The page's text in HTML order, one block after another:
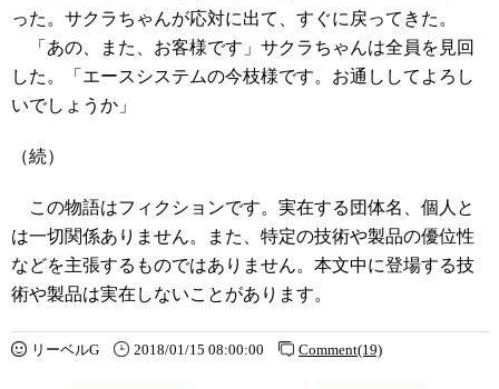
った。サクラちゃんが応対に出て、すぐに戻ってきた。
「あの、また、お客様です」サクラちゃんは全員を見回
した。「エースシステムの今枝様です。お通ししてよろし
いでしょうか」
（続）
この物語はフィクションです。実在する団体名、個人と
は一切関係ありません。また、特定の技術や製品の優位性
などを主張するものではありません。本文中に登場する技
術や製品は実在しないことがあります。
リーベルG 2018/01/15 08:00:00 Comment(19)